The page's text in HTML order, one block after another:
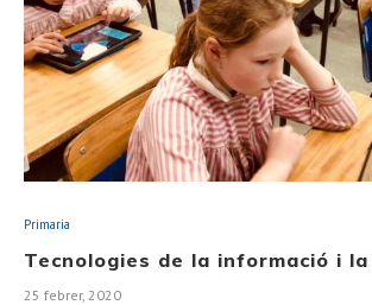
Primaria
Tecnologies de la informació i la
25 febrer, 2020